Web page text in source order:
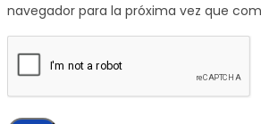
navegador para la próxima vez que